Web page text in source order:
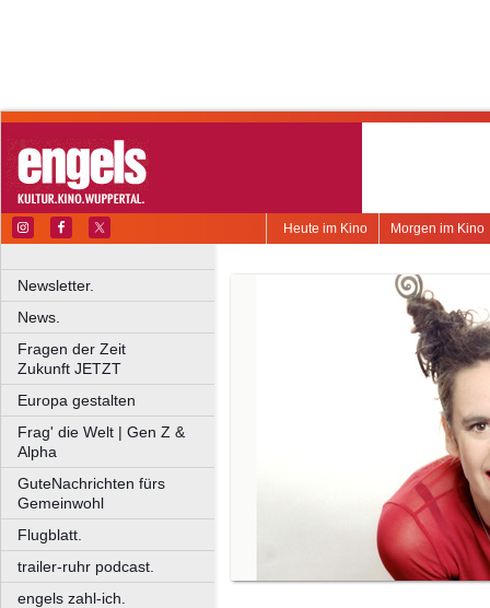
Morgen im Kino
Heute im Kino
Newsletter.
News.
Fragen der Zeit
Zukunft JETZT
Europa gestalten
Frag' die Welt | Gen Z &
Alpha
GuteNachrichten fürs
Gemeinwohl
Flugblatt.
trailer-ruhr podcast.
engels zahl-ich.